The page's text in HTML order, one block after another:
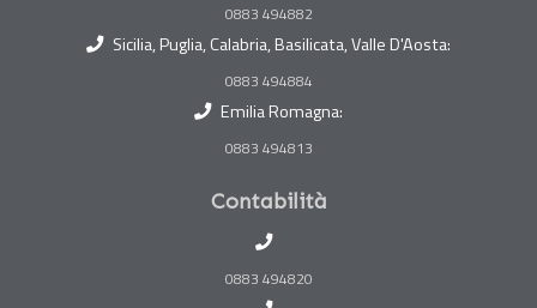
0883 494882
Sicilia, Puglia, Calabria, Basilicata, Valle D'Aosta:
0883 494884
Emilia Romagna:
0883 494813
Contabilità
0883 494820